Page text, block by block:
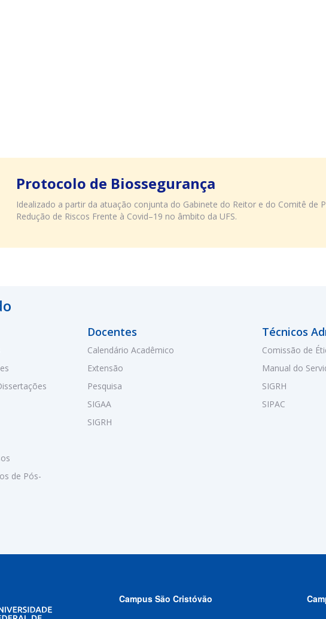
Protocolo de Biossegurança
Idealizado a partir da atuação conjunta do Gabinete do Reitor e do Comitê de
Redução de Riscos Frente à Covid–19 no âmbito da UFS.
de Pós-
Docentes
Calendário Acadêmico
Extensão
Pesquisa
SIGAA
SIGRH
Técnicos
Comissão de
Manual do
SIGRH
SIPAC
Campus São Cristóvão